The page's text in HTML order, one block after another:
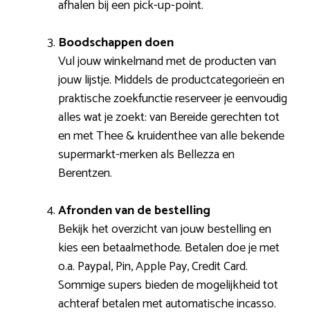
afhalen bij een pick-up-point.
Boodschappen doen
Vul jouw winkelmand met de producten van
jouw lijstje. Middels de productcategorieën en
praktische zoekfunctie reserveer je eenvoudig
alles wat je zoekt: van Bereide gerechten tot
en met Thee & kruidenthee van alle bekende
supermarkt-merken als Bellezza en
Berentzen.
Afronden van de bestelling
Bekijk het overzicht van jouw bestelling en
kies een betaalmethode. Betalen doe je met
o.a. Paypal, Pin, Apple Pay, Credit Card.
Sommige supers bieden de mogelijkheid tot
achteraf betalen met automatische incasso.